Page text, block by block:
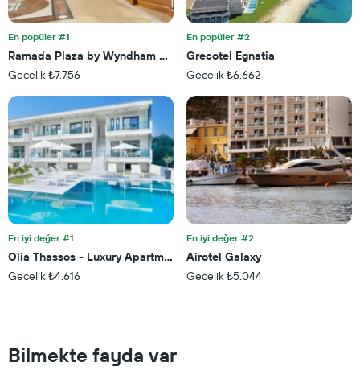
En popüler #1
Ramada Plaza by Wyndham Thraki
Gecelik ₺7.756
En popüler #2
Grecotel Egnatia
Gecelik ₺6.662
En iyi değer #1
Olia Thassos - Luxury Apartments
Gecelik ₺4.616
En iyi değer #2
Airotel Galaxy
Gecelik ₺5.044
Bilmekte fayda var